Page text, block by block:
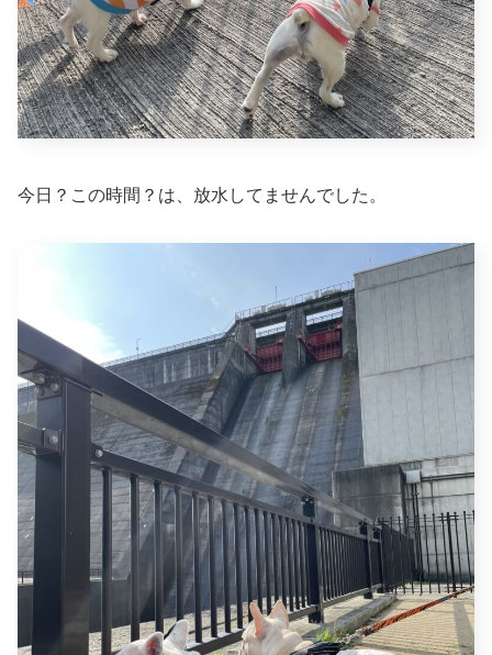
今日？この時間？は、放水してませんでした。